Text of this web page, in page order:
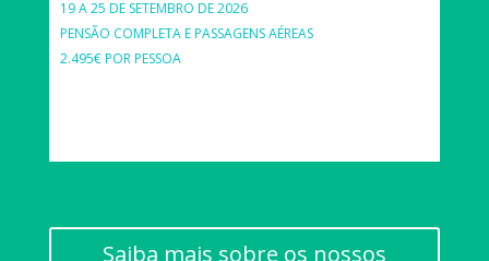
19 A 25 DE SETEMBRO DE 2026
PENSÃO COMPLETA E PASSAGENS AÉREAS
2.495€ POR PESSOA
Saiba mais sobre os nossos